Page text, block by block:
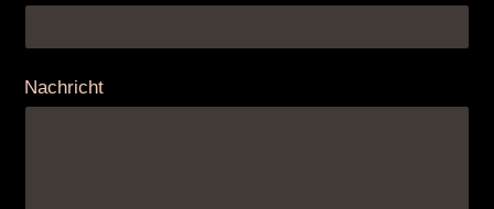
Nachricht